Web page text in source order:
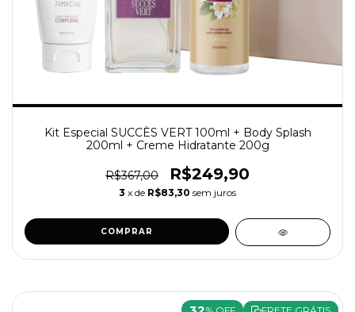
Kit Especial SUCCÈS VERT 100ml + Body Splash
200ml + Creme Hidratante 200g
R$367,00 R$249,90
3 x de R$83,30 sem juros
COMPRAR